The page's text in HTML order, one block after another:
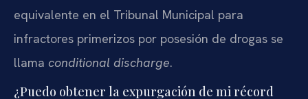
equivalente en el Tribunal Municipal para
infractores primerizos por posesión de drogas se
llama conditional discharge.
¿Puedo obtener la expurgación de mi récord